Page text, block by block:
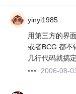
yinyi1985
用第三方的界
或者BCG 都不
几行代码就搞
2006-08-